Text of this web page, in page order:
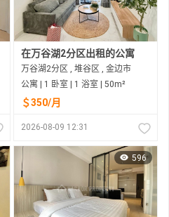
在万谷湖2分区出租的公寓
万谷湖2分区 , 堆谷区 , 金边市
公寓 | 1 卧室 | 1 浴室 | 50m²
＄350/月
2026-08-09 12:31
596